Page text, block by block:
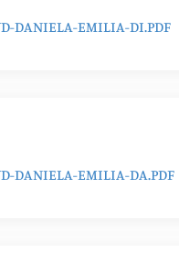
DANIELA-EMILIA-DI.PDF
DANIELA-EMILIA-DA.PDF